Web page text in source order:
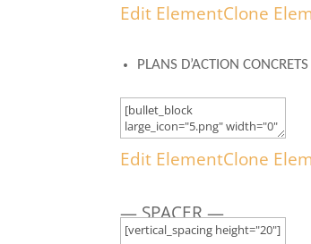
Edit ElementClone
PLANS D’ACTION
Edit ElementClone
— SPACER —